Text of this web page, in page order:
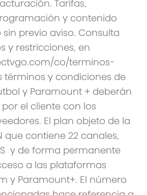
Tarifas,
y contenido
previo aviso. Consulta
y restricciones, en
co/terminos-
términos y condiciones de
y Paramount + deberán
el cliente con los
El plan objeto de la
que contiene 22 canales,
y de forma permanente
a las plataformas
y Paramount+. El número